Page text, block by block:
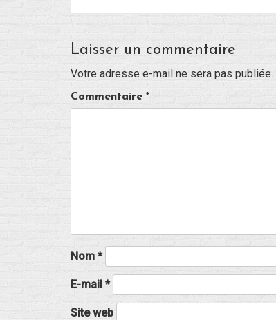
Laisser un commentaire
Votre adresse e-mail ne sera pas publiée.
Commentaire *
Nom *
E-mail *
Site web